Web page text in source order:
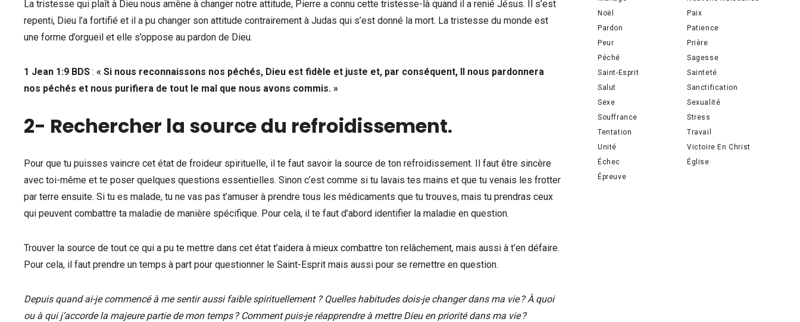
La tristesse qui plaît à Dieu nous amène à changer notre attitude, Pierre a connu cette tristesse-là quand il a renié Jésus. Il s’est
repenti, Dieu l’a fortifié et il a pu changer son attitude contrairement à Judas qui s’est donné la mort. La tristesse du monde est
une forme d’orgueil et elle s’oppose au pardon de Dieu.
1 Jean‬ ‭1:9‬ ‭BDS‬‬ : « Si nous reconnaissons nos péchés, Dieu est fidèle et juste et, par conséquent, Il nous pardonnera
nos péchés et nous purifiera de tout le mal que nous avons commis. »
2- Rechercher la source du refroidissement.
Pour que tu puisses vaincre cet état de froideur spirituelle, il te faut savoir la source de ton refroidissement. Il faut être sincère
avec toi-même et te poser quelques questions essentielles. Sinon c’est comme si tu lavais tes mains et que tu venais les frotter
par terre ensuite. Si tu es malade, tu ne vas pas t’amuser à prendre tous les médicaments que tu trouves, mais tu prendras ceux
qui peuvent combattre ta maladie de manière spécifique. Pour cela, il te faut d’abord identifier la maladie en question.
Trouver la source de tout ce qui a pu te mettre dans cet état t’aidera à mieux combattre ton relâchement, mais aussi à t’en défaire.
Pour cela, il faut prendre un temps à part pour questionner le Saint-Esprit mais aussi pour se remettre en question.
Depuis quand ai-je commencé à me sentir aussi faible spirituellement ? Quelles habitudes dois-je changer dans ma vie ? À quoi
ou à qui j’accorde la majeure partie de mon temps ? Comment puis-je réapprendre à mettre Dieu en priorité dans ma vie ?
Noël
Paix
Pardon
Patience
Peur
Prière
Péché
Sagesse
Saint-Esprit
Sainteté
Salut
Sanctification
Sexe
Sexualité
Souffrance
Stress
Tentation
Travail
Unité
Victoire En Christ
Échec
Église
Épreuve